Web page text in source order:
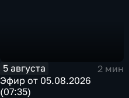
5 августа
2 мин
Эфир от 05.08.2026
(07:35)